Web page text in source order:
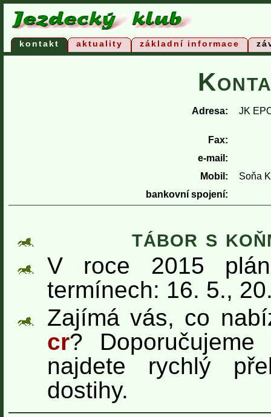
kontakt aktuality základní informace
Adresa: JK
Fax:
e-mail:
Mobil:
Soňa
bankovní spojení:
tábor s
V roce 2015
termínech: 16. 5.,
Zajímá vás, co
cr?
najdete rychlý
dostihy.